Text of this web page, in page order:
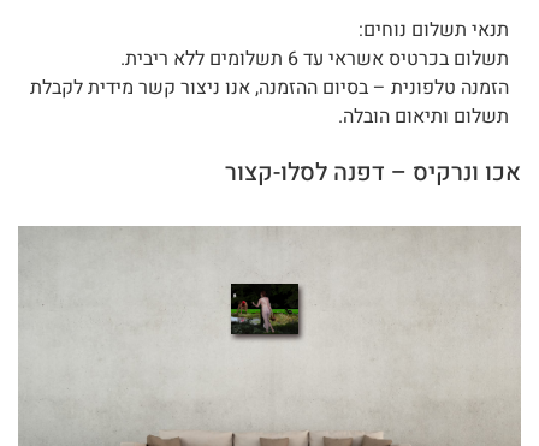
תנאי תשלום נוחים:
תשלום בכרטיס אשראי עד 6 תשלומים ללא ריבית.
הזמנה טלפונית – בסיום ההזמנה, אנו ניצור קשר מידית לקבלת
תשלום ותיאום הובלה.
אכו ונרקיס – דפנה לסלו-קצור